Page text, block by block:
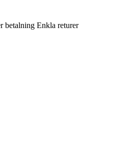
betalning Enkla returer